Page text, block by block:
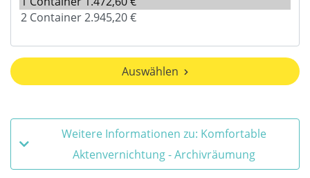
Auswählen
Weitere Informationen zu: Komfortable
Aktenvernichtung - Archivräumung